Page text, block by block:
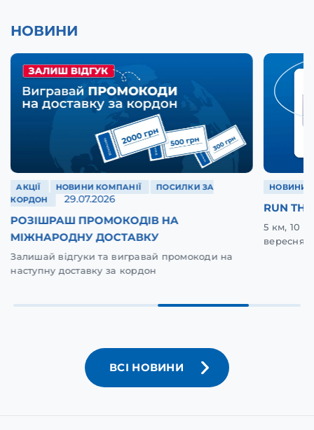
НОВИНИ
АКЦІЇ НОВИНИ КОМПАНІЇ
ПОСИЛКИ ЗА
КОРДОН
29.07.2026
РОЗІШРАШ ПРОМОКОДІВ НА
МІЖНАРОДНУ ДОСТАВКУ
Залишай відгуки та вигравай промокоди на
наступну доставку за кордон
НОВИНИ
RUN
5 км, 10
вересня
ВСІ НОВИНИ